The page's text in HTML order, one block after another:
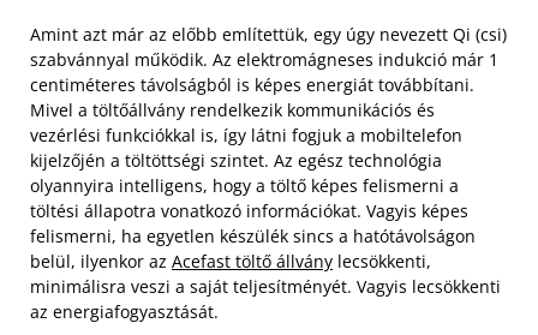
Amint azt már az előbb említettük, egy úgy nevezett Qi (csi)
szabvánnyal működik. Az elektromágneses indukció már 1
centiméteres távolságból is képes energiát továbbítani.
Mivel a töltőállvány rendelkezik kommunikációs és
vezérlési funkciókkal is, így látni fogjuk a mobiltelefon
kijelzőjén a töltöttségi szintet. Az egész technológia
olyannyira intelligens, hogy a töltő képes felismerni a
töltési állapotra vonatkozó információkat. Vagyis képes
felismerni, ha egyetlen készülék sincs a hatótávolságon
belül, ilyenkor az Acefast töltő állvány lecsökkenti,
minimálisra veszi a saját teljesítményét. Vagyis lecsökkenti
az energiafogyasztását.